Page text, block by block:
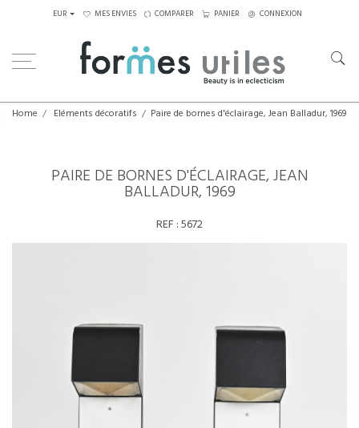
EUR MES ENVIES COMPARER PANIER CONNEXION
Home Eléments décoratifs Paire de bornes d'éclairage, Jean Balladur, 1969
PAIRE DE BORNES D'ÉCLAIRAGE, JEAN
BALLADUR, 1969
REF :5672